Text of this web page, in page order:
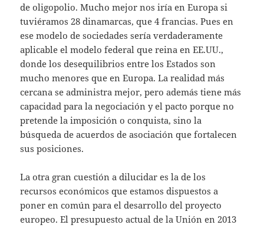
de oligopolio. Mucho mejor nos iría en Europa si
tuviéramos 28 dinamarcas, que 4 francias. Pues en
ese modelo de sociedades sería verdaderamente
aplicable el modelo federal que reina en EE.UU.,
donde los desequilibrios entre los Estados son
mucho menores que en Europa. La realidad más
cercana se administra mejor, pero además tiene más
capacidad para la negociación y el pacto porque no
pretende la imposición o conquista, sino la
búsqueda de acuerdos de asociación que fortalecen
sus posiciones.
La otra gran cuestión a dilucidar es la de los
recursos económicos que estamos dispuestos a
poner en común para el desarrollo del proyecto
europeo. El presupuesto actual de la Unión en 2013